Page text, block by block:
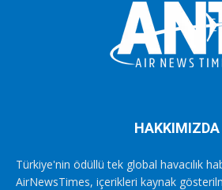
HAKKIMIZDA
Türkiye'nin ödüllü tek global havacılık
AirNewsTimes, içerikleri kaynak